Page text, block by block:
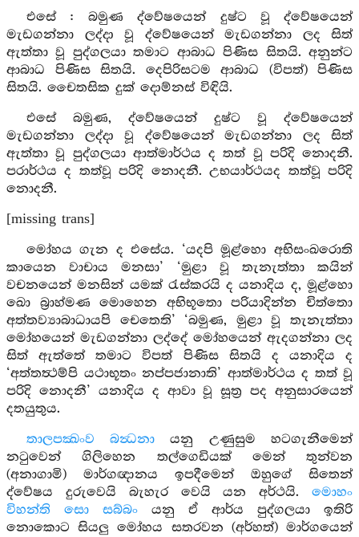
එසේ : බමුණ ද්වේෂයෙන් දුෂ්ට වූ ද්වේෂයෙන්
මැඩගන්නා ලද්දා වූ ද්වේෂයෙන් මැඩගන්නා ලද සිත්
ඇත්තා වූ පුද්ගලයා තමාට ආබාධ පිණිස සිතයි. අනුන්ට
ආබාධ පිණිස සිතයි. දෙපිරිසටම ආබාධ (විපත්) පිණිස
සිතයි. චෛතසික දුක් දොම්නස් විඳියි.
එසේ බමුණ, ද්වේෂයෙන් දුෂ්ට වූ ද්වේෂයෙන්
මැඩගන්නා ලද්දා වූ ද්වේෂයෙන් මැඩගන්නා ලද සිත්
ඇත්තා වූ පුද්ගලයා ආත්මාර්ථය ද තත් වූ පරිදි නොදනී.
පරාර්ථය ද තත්වූ පරිදි නොදනී. උභයාර්ථයද තත්වූ පරිදි
නොදනී.
[missing trans]
මෝහය ගැන ද එසේය. ‘යදපි මූළ්හො අභිසංඛරොති
කායෙන වාචාය මනසා’ ‘මුළා වූ තැනැත්තා කයින්
වචනයෙන් මනසින් යමක් රැස්කරයි ද යනාදිය ද, මූළ්හො
ඛො බ්‍රාහ්මණ මොහෙන අභිභූතො පරියාදින්න චිත්තො
අත්තව්‍යාබාධායපි චෙතෙති’ ‘බමුණ, මුළා වූ තැනැත්තා
මෝහයෙන් මැඩගන්නා ලද්දේ මෝහයෙන් ඇදගන්නා ලද
සිත් ඇත්තේ තමාට විපත් පිණිස සිතයි ද යනාදිය ද
‘අත්තත්‍ථම්පි යථාභූතං නප්පජානාති’ ආත්මාර්ථය ද තත් වූ
පරිදි නොදනී’ යනාදිය ද ආවා වූ සූත්‍ර පද අනුසාරයෙන්
දතයුතුය.
තාලපක්‍ඛංව බන්‍ධනායනු උණුසුම හටගැනීමෙන්
නටුවෙන් ගිලිහෙන තල්ගෙඩියක් මෙන් තුන්වන
(අනාගාමි) මාර්ගඥානය ඉපදීමෙන් ඔහුගේ සිතෙන්
ද්වේෂය දුරුවෙයි බැහැර වෙයි යන අර්ථයි. මොහං
විහන්ති සො සබ්බං යනු ඒ ආර්ය පුද්ගලයා ඉතිරි
නොකොට සියලු මෝහය සතරවන (අර්හත්) මාර්ගයෙන්